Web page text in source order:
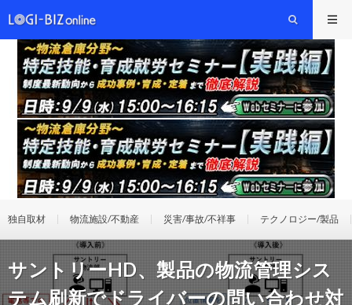
独自取材 物流施設/不動産 災害/事故/不祥事 テクノロジー/製品
サントリーHD、製品の物流管理シス
テム刷新でドライバーの問い合わせ対